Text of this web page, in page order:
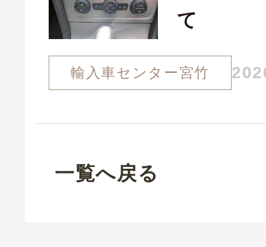
て
輸入車センター宮竹
一覧へ戻る